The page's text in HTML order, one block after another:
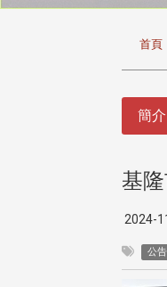
首頁
簡介
基
2024-
公告